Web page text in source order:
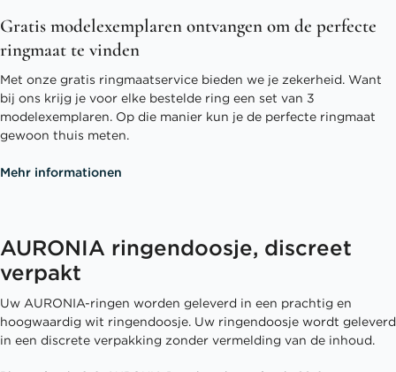
Gratis modelexemplaren ontvangen om de perfecte
ringmaat te vinden
Met onze gratis ringmaatservice bieden we je zekerheid. Want
bij ons krijg je voor elke bestelde ring een set van 3
modelexemplaren. Op die manier kun je de perfecte ringmaat
gewoon thuis meten.
Mehr informationen
AURONIA ringendoosje, discreet
verpakt
Uw AURONIA-ringen worden geleverd in een prachtig en
hoogwaardig wit ringendoosje. Uw ringendoosje wordt geleverd
in een discrete verpakking zonder vermelding van de inhoud.